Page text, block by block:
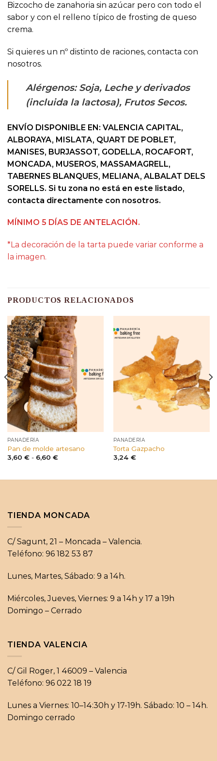
Bizcocho de zanahoria sin azúcar pero con todo el
sabor y con el relleno típico de frosting de queso
crema.
Si quieres un nº distinto de raciones, contacta con
nosotros.
Alérgenos: Soja, Leche y derivados
(incluida la lactosa), Frutos Secos.
ENVÍO DISPONIBLE EN: VALENCIA CAPITAL,
ALBORAYA, MISLATA, QUART DE POBLET,
MANISES, BURJASSOT, GODELLA, ROCAFORT,
MONCADA, MUSEROS, MASSAMAGRELL,
TABERNES BLANQUES, MELIANA, ALBALAT DELS
SORELLS. Si tu zona no está en este listado,
contacta directamente con nosotros.
MÍNIMO 5 DÍAS DE ANTELACIÓN.
*La decoración de la tarta puede variar conforme a
la imagen.
PRODUCTOS RELACIONADOS
PANADERÍA
Pan de molde artesano
3,60 € - 6,60 €Rango
3,60 €
PANADERÍA
Torta Gazpacho
3,24 €
TIENDA MONCADA
C/ Sagunt, 21 – Moncada – Valencia.
Teléfono: 96 182 53 87
Lunes, Martes, Sábado: 9 a 14h.
Miércoles, Jueves, Viernes: 9 a 14h y 17 a 19h
Domingo – Cerrado
TIENDA VALENCIA
C/ Gil Roger, 1 46009 – Valencia
Teléfono: 96 022 18 19
Lunes a Viernes: 10–14:30h y 17-19h. Sábado: 10 – 14h.
Domingo cerrado